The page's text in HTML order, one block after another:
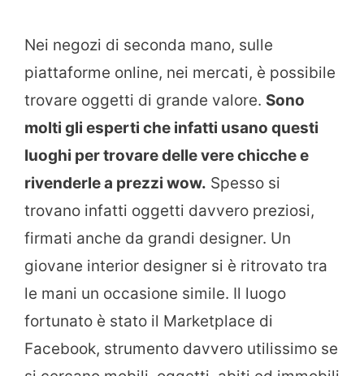
Nei negozi di seconda mano, sulle
piattaforme online, nei mercati, è possibile
trovare oggetti di grande valore. Sono
molti gli esperti che infatti usano questi
luoghi per trovare delle vere chicche e
rivenderle a prezzi wow. Spesso si
trovano infatti oggetti davvero preziosi,
firmati anche da grandi designer. Un
giovane interior designer si è ritrovato tra
le mani un occasione simile. Il luogo
fortunato è stato il Marketplace di
Facebook, strumento davvero utilissimo se